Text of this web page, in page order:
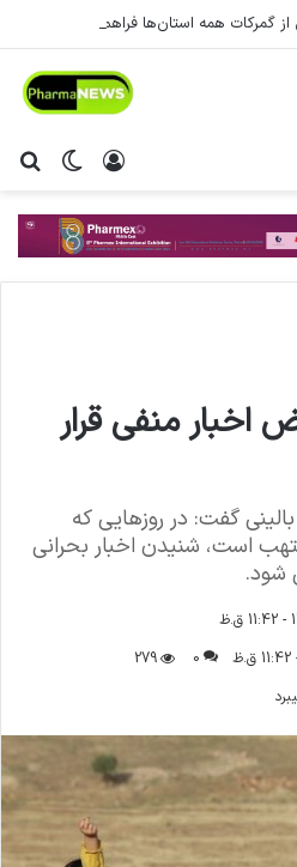
گمرکات همه استان‌ها فراهم شد.
تغییر ورود
اخبار منفی قرار
گفت: در روزهایی که
است، شنیدن اخبار بحرانی
شود.
0
279